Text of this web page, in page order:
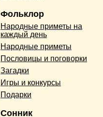
Фольклор
Народные приметы на
каждый день
Народные приметы
Пословицы и поговорки
Загадки
Игры и конкурсы
Подарки
Сонник